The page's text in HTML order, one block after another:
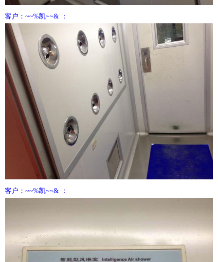
客户：~~%凯~~& ：
客户：~~%凯~~& ：